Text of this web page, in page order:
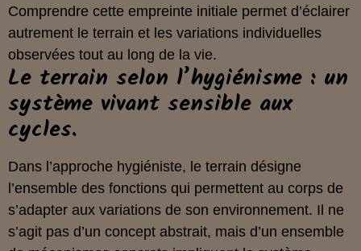
Comprendre cette empreinte initiale permet d’éclairer
autrement le terrain et les variations individuelles
observées tout au long de la vie.
Le terrain selon l’hygiénisme : un
système vivant sensible aux
cycles.
Dans l’approche hygiéniste, le terrain désigne
l’ensemble des fonctions qui permettent au corps de
s’adapter aux variations de son environnement. Il ne
s’agit pas d’un concept abstrait, mais d’un ensemble